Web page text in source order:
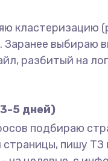
кластеризацию
Заранее выбираю
разбитый на
5 дней)
подбираю
страницы, пишу ТЗ